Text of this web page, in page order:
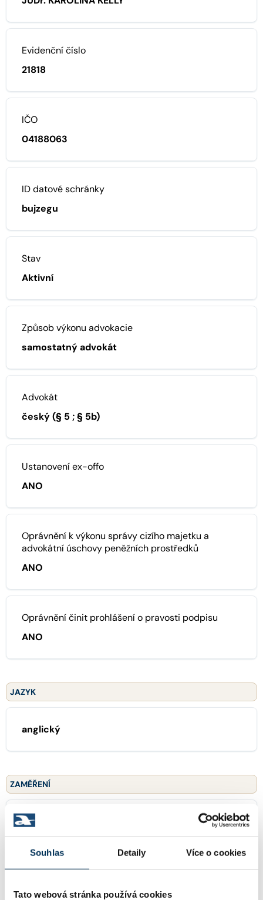
Souhlas Detaily Více o cookies
Tato webová stránka používá cookies
Evidenční číslo
21818
IČO
04188063
ID datové schránky
bujzegu
Stav
Aktivní
Způsob výkonu advokacie
samostatný advokát
Advokát
český (§ 5 ; § 5b)
Ustanovení ex-offo
ANO
Oprávnění k výkonu správy cizího majetku a
advokátní úschovy peněžních prostředků
ANO
Oprávnění činit prohlášení o pravosti podpisu
ANO
JAZYK
anglický
ZAMĚŘENÍ
01 generální praxe